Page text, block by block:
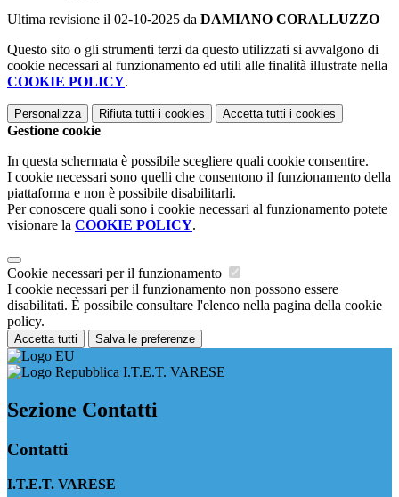
Ultima revisione il 02-10-2025 da DAMIANO CORALLUZZO
Questo sito o gli strumenti terzi da questo utilizzati si avvalgono di
cookie necessari al funzionamento ed utili alle finalità illustrate nella
COOKIE POLICY.
Personalizza Rifiuta tutti i cookies Accetta tutti i cookies
Gestione cookie
In questa schermata è possibile scegliere quali cookie consentire.
I cookie necessari sono quelli che consentono il funzionamento della
piattaforma e non è possibile disabilitarli.
Per conoscere quali sono i cookie necessari al funzionamento potete
visionare la COOKIE POLICY.
Cookie necessari per il funzionamento
I cookie necessari per il funzionamento non possono essere
disabilitati. È possibile consultare l'elenco nella pagina della cookie
policy.
Accetta tutti Salva le preferenze
I.T.E.T. VARESE
Sezione Contatti
Contatti
I.T.E.T. VARESE